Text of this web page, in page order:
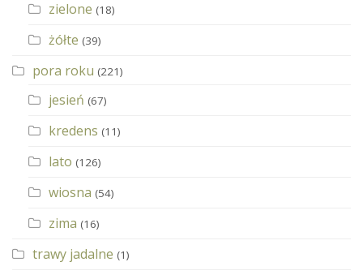
zielone (18)
żółte (39)
pora roku (221)
jesień (67)
kredens (11)
lato (126)
wiosna (54)
zima (16)
trawy jadalne (1)